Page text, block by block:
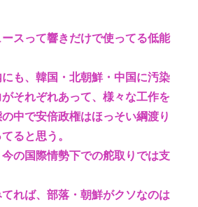
スって響きだけで使ってる低能
も、韓国・北朝鮮・中国に汚染
それぞれあって、様々な工作を
中で安倍政権はほっそい綱渡り
ると思う。
の国際情勢下での舵取りでは支
れば、部落・朝鮮がクソなのは